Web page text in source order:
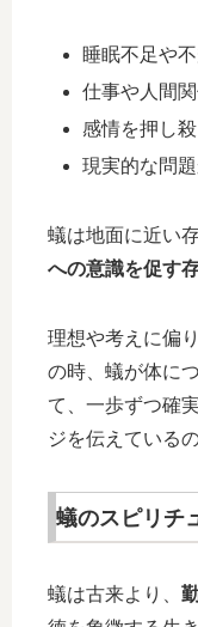
睡眠不足や
仕事や人間
感情を押し
現実的な問
蟻は地面に近い
への意識を促す
理想や考えに偏
の時、蟻が体に
て、一歩ずつ確
ジを伝えているの
蟻のスピリチ
蟻は古来より、